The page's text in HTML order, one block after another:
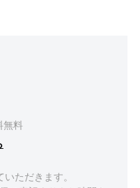
無料
ただきます。